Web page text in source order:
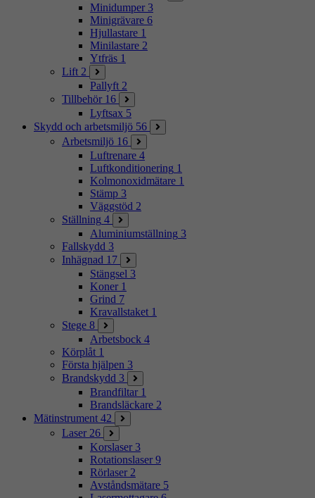
Minidumper 3
Minigrävare 6
Hjullastare 1
Minilastare 2
Ytfräs 1
Lift 2
Pallyft 2
Tillbehör 16
Lyftsax 5
Skydd och arbetsmiljö 56
Arbetsmiljö 16
Luftrenare 4
Luftkonditionering 1
Kolmonoxidmätare 1
Stämp 3
Väggstöd 2
Ställning 4
Aluminiumställning 3
Fallskydd 3
Inhägnad 17
Stängsel 3
Koner 1
Grind 7
Kravallstaket 1
Stege 8
Arbetsbock 4
Körplåt 1
Första hjälpen 3
Brandskydd 3
Brandfiltar 1
Brandsläckare 2
Mätinstrument 42
Laser 26
Korslaser 3
Rotationslaser 9
Rörlaser 2
Avståndsmätare 5